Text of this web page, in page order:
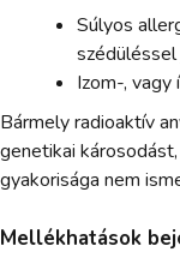
Súlyos
szédüléssel
Izom-, vagy
Bármely radioaktív
genetikai
gyakorisága nem
Mellékhatások